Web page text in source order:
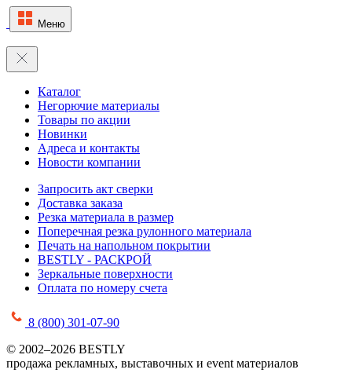
Меню
Каталог
Негорючие материалы
Товары по акции
Новинки
Адреса и контакты
Новости компании
Запросить акт сверки
Доставка заказа
Резка материала в размер
Поперечная резка рулонного материала
Печать на напольном покрытии
BESTLY - РАСКРОЙ
Зеркальные поверхности
Оплата по номеру счета
8 (800) 301-07-90
© 2002–2026 BESTLY
продажа рекламных, выставочных и event материалов